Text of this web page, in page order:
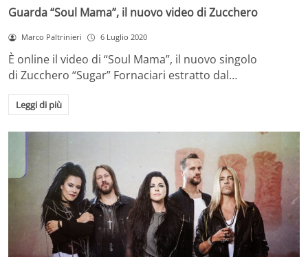
Guarda “Soul Mama”, il nuovo video di Zucchero
Marco Paltrinieri 6 Luglio 2020
È online il video di “Soul Mama”, il nuovo singolo
di Zucchero “Sugar” Fornaciari estratto dal…
Leggi di più